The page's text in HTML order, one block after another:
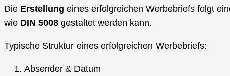
Die Erstellung eines erfolgreichen Werbebriefs folgt
wie DIN 5008 gestaltet werden kann.
Typische Struktur eines erfolgreichen Werbebriefs:
Absender & Datum